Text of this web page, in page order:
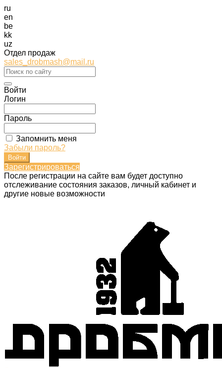
ru
en
be
kk
uz
Отдел продаж
sales_drobmash@mail.ru
Войти
Логин
Пароль
Запомнить меня
Забыли пароль?
Зарегистрироваться
После регистрации на сайте вам будет доступно
отслеживание состояния заказов, личный кабинет и
другие новые возможности